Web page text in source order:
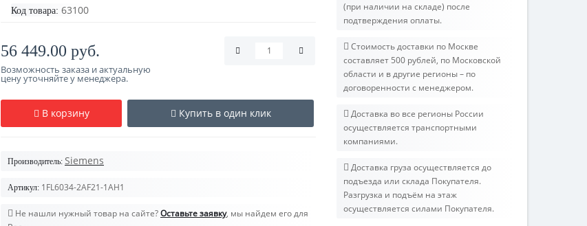
Код товара: 63100
56 449.00 руб.
Возможность заказа и актуальную
цену уточняйте у менеджера.
В корзину Купить в один клик
Производитель: Siemens
Артикул: 1FL6034-2AF21-1AH1
Не нашли нужный товар на сайте?Оставьте заявку, мы найдем его для
(при наличии на складе) после
подтверждения оплаты.
Стоимость доставки по Москве
составляет 500 рублей, по Московской
области и в другие регионы – по
договоренности с менеджером.
Доставка во все регионы России
осуществляется транспортными
компаниями.
Доставка груза осуществляется до
подъезда или склада Покупателя.
Разгрузка и подъём на этаж
осуществляется силами Покупателя.